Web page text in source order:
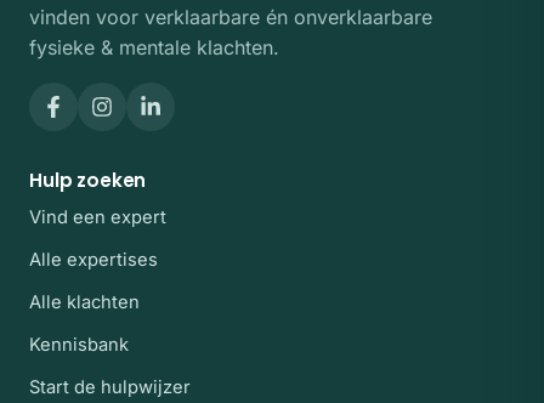
vinden voor verklaarbare én onverklaarbare
fysieke & mentale klachten.
Hulp zoeken
Vind een expert
Alle expertises
Alle klachten
Kennisbank
Start de hulpwijzer